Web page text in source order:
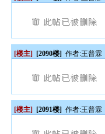
[楼主] [2090楼] 作者:王普霖
[楼主] [2091楼] 作者:王普霖